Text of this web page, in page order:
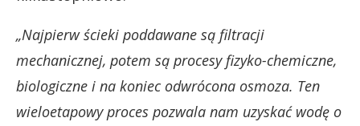
„Najpierw ścieki poddawane są filtracji
mechanicznej, potem są procesy fizyko-chemiczne,
biologiczne i na koniec odwrócona osmoza. Ten
wieloetapowy proces pozwala nam uzyskać wodę o